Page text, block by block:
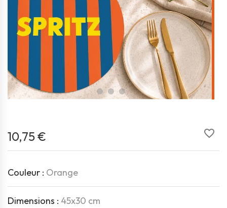
favorite_border
10,75 €
Couleur : Orange
Dimensions : 45x30 cm